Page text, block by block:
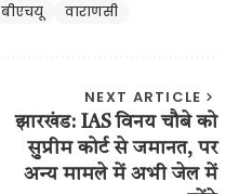
बीएचयू वाराणसी
NEXT ARTICLE
झारखंड: IAS विनय चौबे को
सुप्रीम कोर्ट से जमानत, पर
अन्य मामले में अभी जेल में